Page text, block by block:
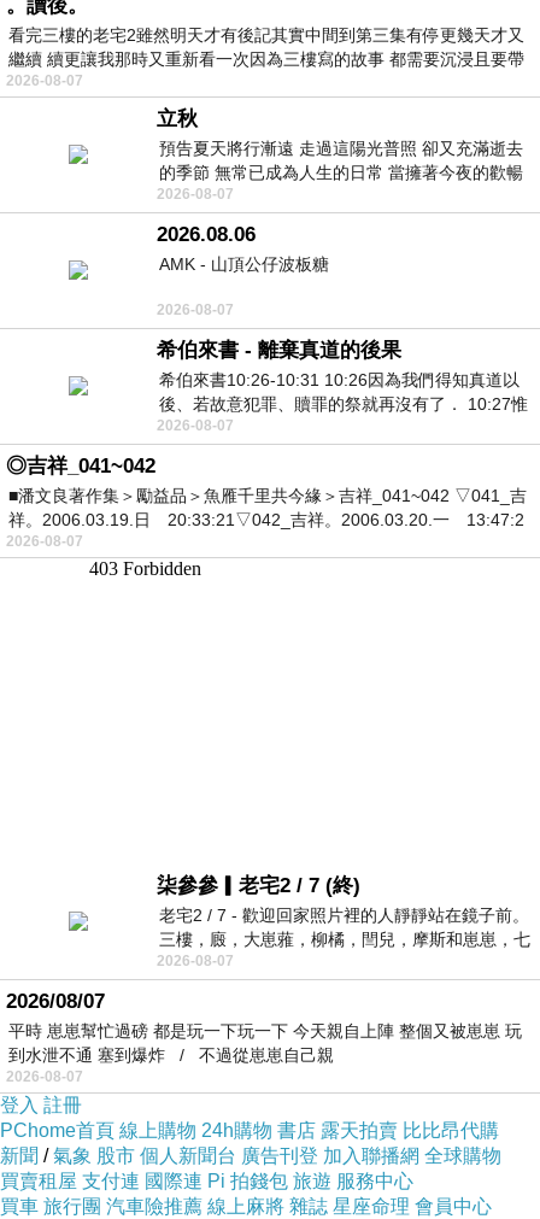
。讀後。
看完三樓的老宅2雖然明天才有後記其實中間到第三集有停更幾天才又
繼續 續更讓我那時又重新看一次因為三樓寫的故事 都需要沉浸且要帶
有
2026-08-07
立秋
預告夏天將行漸遠 走過這陽光普照 卻又充滿逝去
的季節 無常已成為人生的日常 當擁著今夜的歡暢
舒心 轉眼驟成昨日 而明晨 太陽
2026-08-07
2026.08.06
AMK - 山頂公仔波板糖
2026-08-07
希伯來書 - 離棄真道的後果
希伯來書10:26-10:31 10:26因為我們得知真道以
後、若故意犯罪、贖罪的祭就再沒有了． 10:27惟
有戰懼等候審判和那燒滅眾敵人的烈火
2026-08-07
◎吉祥_041~042
■潘文良著作集＞勵益品＞魚雁千里共今緣＞吉祥_041~042 ▽041_吉
祥。2006.03.19.日 20:33:21▽042_吉祥。2006.03.20.一 13:47:2
2026-08-07
柒參參▎老宅2 / 7 (終)
老宅2 / 7 - 歡迎回家照片裡的人靜靜站在鏡子前。
三樓，廄，大崽蕥，柳橘，閆兒，摩斯和崽崽，七
個人整整齊齊地站在鏡框之外，如同
2026-08-07
2026/08/07
平時 崽崽幫忙過磅 都是玩一下玩一下 今天親自上陣 整個又被崽崽 玩
到水泄不通 塞到爆炸 / 不過從崽崽自己親
2026-08-07
登入 註冊
PChome首頁 線上購物 24h購物 書店 露天拍賣 比比昂代購
新聞 /氣象 股市 個人新聞台 廣告刊登 加入聯播網 全球購物
買賣租屋 支付連 國際連 Pi 拍錢包 旅遊 服務中心
買車 旅行團 汽車險推薦 線上麻將 雜誌 星座命理 會員中心